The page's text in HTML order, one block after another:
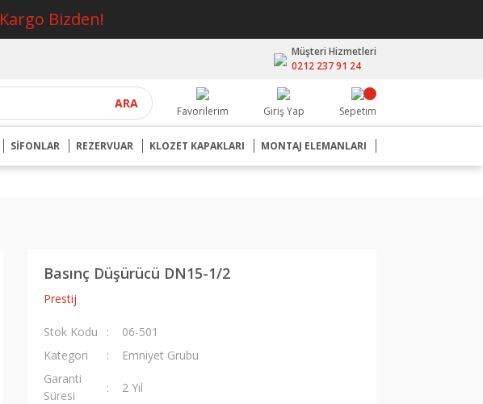
Kargo Bizden!
Müşteri Hizmetleri
0212 237 91 24
ARA
Favorilerim Giriş Yap Sepetim
SİFONLAR REZERVUAR KLOZET KAPAKLARI MONTAJ ELEMANLARI
Basınç Düşürücü DN15-1/2
Prestij
Stok Kodu
06-501
Kategori
Emniyet Grubu
Garanti
Süresi
2 Yıl